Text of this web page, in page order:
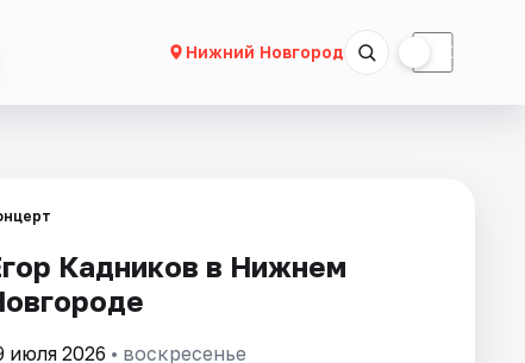
Нижний Новгород ☾
Кадников в Нижнем
июля 2026 • воскресенье